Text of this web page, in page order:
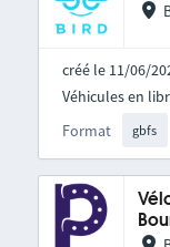
créé le 11/06/
Format gbfs
Véhicules en